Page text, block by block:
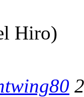
Hiro)